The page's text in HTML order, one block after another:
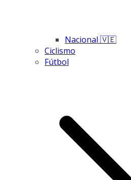
Nacional 🇻🇪
Ciclismo
Fútbol